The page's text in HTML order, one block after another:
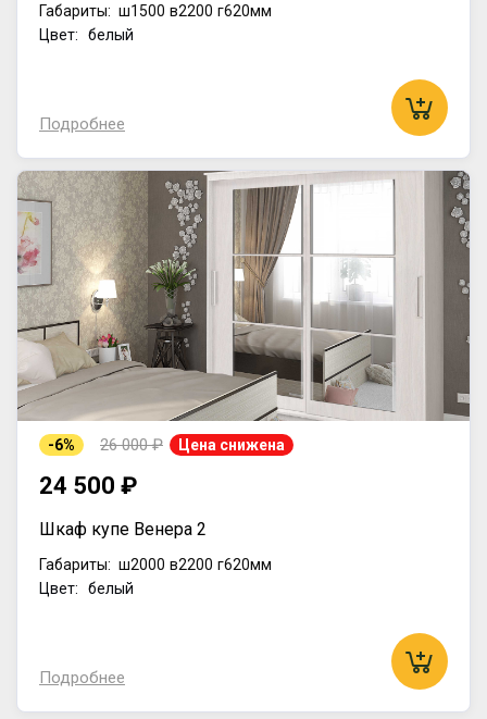
Габариты: ш1500 в2200 г620мм
Цвет: белый
Подробнее
-6% 26 000 ₽ Цена снижена
24 500 ₽
Шкаф купе Венера 2
Габариты: ш2000 в2200 г620мм
Цвет: белый
Подробнее